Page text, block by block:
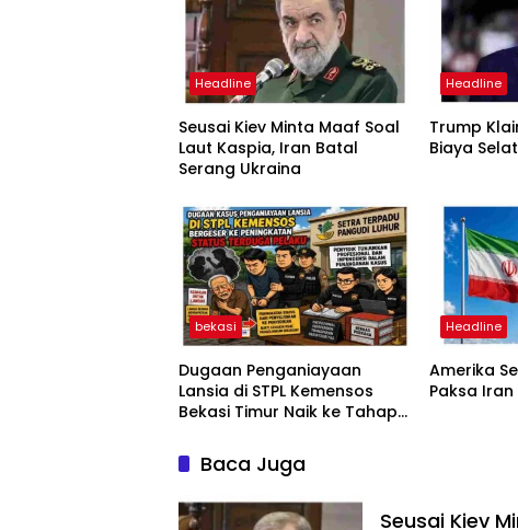
Headline
Seusai Kiev Minta Maaf Soal
Laut Kaspia, Iran Batal
Serang Ukraina
Headline
Trump
Biaya
bekasi
Dugaan Penganiayaan
Lansia di STPL Kemensos
Bekasi Timur Naik ke Tahap
Minta Proses Transparan
dan Bebas Intervensi
Headline
Amerika
Paksa
Baca Juga
Seusai Kiev